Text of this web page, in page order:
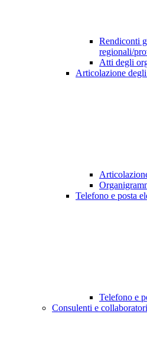
Rendiconti
regionali/
Atti degli
Articolazione
Telefono e posta
Telefono e
Consulenti e collaboratori